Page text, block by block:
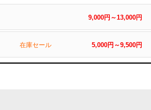
9,000円～13,000円
在庫セール 5,000円～9,500円